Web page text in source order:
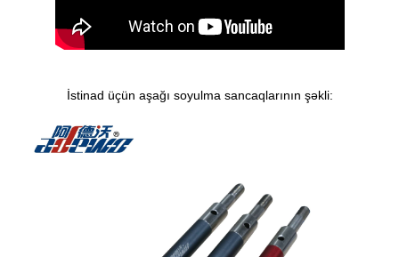
İstinad üçün aşağı soyulma sancaqlarının şəkli: